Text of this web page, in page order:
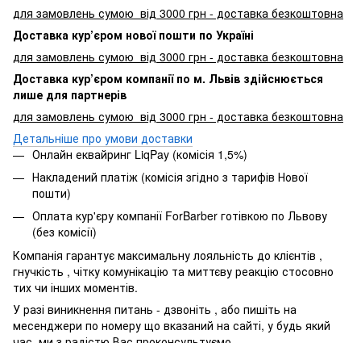
для замовлень сумою від 3000 грн - доставка безкоштовна
Доставка кур’єром нової пошти по Україні
для замовлень сумою від 3000 грн - доставка безкоштовна
Доставка кур’єром компанії по м. Львів здійснюється
лише для партнерів
для замовлень сумою від 3000 грн - доставка безкоштовна
Детальніше про умови доставки
Онлайн еквайринг LiqPay (комісія 1,5%)
Накладений платіж (комісія згідно з тарифів Нової
пошти)
Оплата кур'єру компанії ForBarber готівкою по Львову
(без комісії)
Компанія гарантує максимальну лояльність до клієнтів ,
гнучкість , чітку комунікацію та миттєву реакцію стосовно
тих чи інших моментів.
У разі виникнення питань - дзвоніть , або пишіть на
месенджери по номеру що вказаний на сайті, у будь який